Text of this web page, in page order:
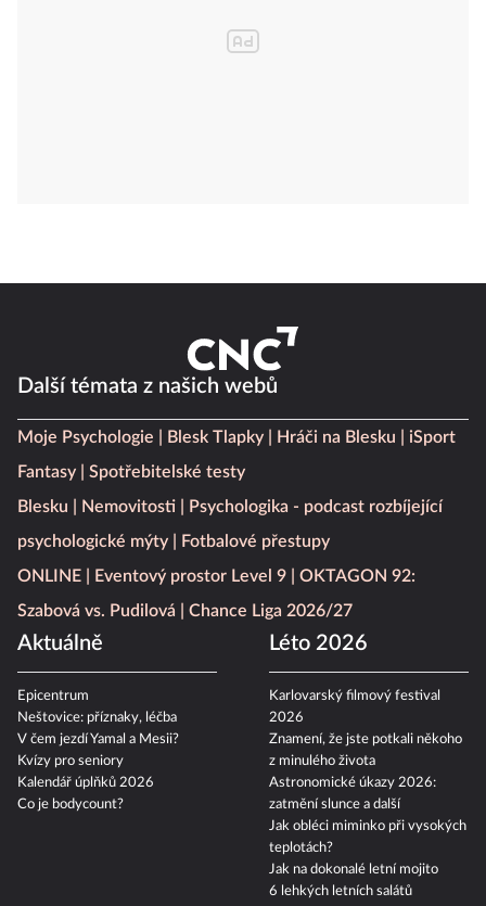
Další témata z našich webů
Moje Psychologie Blesk Tlapky Hráči na Blesku
iSport
Fantasy
Spotřebitelské testy
Blesku
Nemovitosti
Psychologika - podcast rozbíjející
psychologické mýty
Fotbalové přestupy
ONLINE
Eventový prostor Level 9
OKTAGON 92:
Szabová vs. Pudilová
Chance Liga 2026/27
Aktuálně
Epicentrum
Neštovice: příznaky, léčba
V čem jezdí Yamal a Mesii?
Kvízy pro seniory
Kalendář úplňků 2026
Co je bodycount?
Léto 2026
Karlovarský filmový festival
2026
Znamení, že jste potkali někoho
z minulého života
Astronomické úkazy 2026:
zatmění slunce a další
Jak obléci miminko při vysokých
teplotách?
Jak na dokonalé letní mojito
6 lehkých letních salátů